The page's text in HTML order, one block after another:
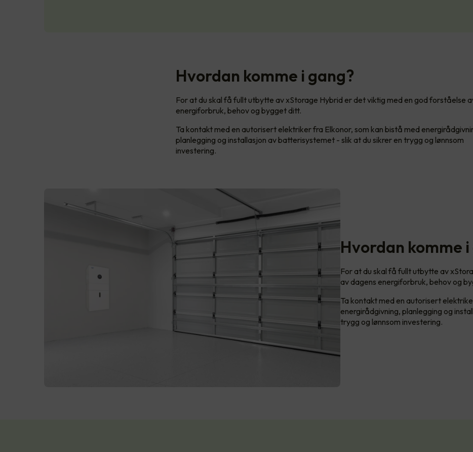
Hvordan komme i gang?
For at du skal få fullt utbytte av xStorage Hybrid er det viktig med en god forståelse
energiforbruk, behov og bygget ditt.
Ta kontakt med en autorisert elektriker fra Elkonor, som kan bistå med
planlegging og installasjon av batterisystemet - slik at du sikrer en trygg og lønnsom
investering.
Hvordan komme
For at du skal få fullt utbytte av
av dagens energiforbruk, behov og
Ta kontakt med en autorisert
energirådgivning, planlegging og
trygg og lønnsom investering.